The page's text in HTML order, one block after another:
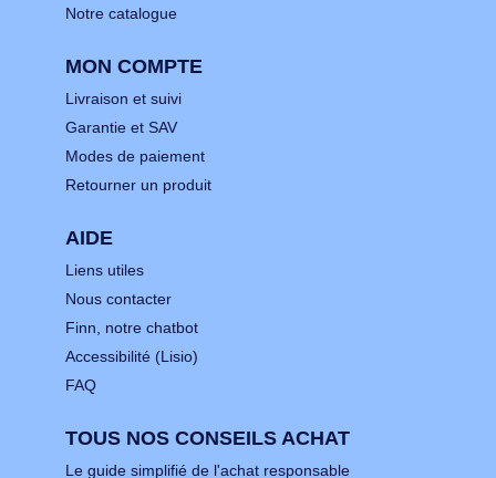
Notre catalogue
MON COMPTE
Livraison et suivi
Garantie et SAV
Modes de paiement
Retourner un produit
AIDE
Liens utiles
Nous contacter
Finn, notre chatbot
Accessibilité (Lisio)
FAQ
TOUS NOS CONSEILS ACHAT
Le guide simplifié de l'achat responsable